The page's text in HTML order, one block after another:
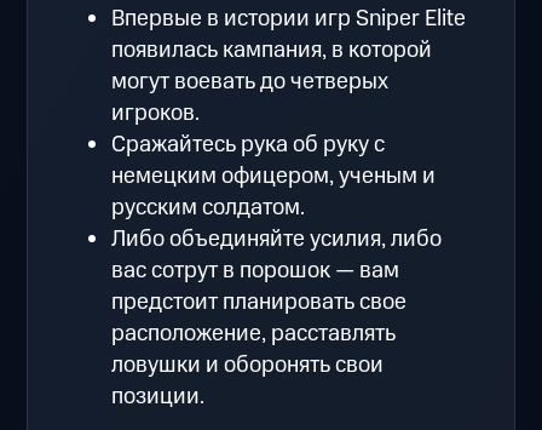
Впервые в истории игр Sniper Elite
появилась кампания, в которой
могут воевать до четверых
игроков.
Сражайтесь рука об руку с
немецким офицером, ученым и
русским солдатом.
Либо объединяйте усилия, либо
вас сотрут в порошок — вам
предстоит планировать свое
расположение, расставлять
ловушки и оборонять свои
позиции.